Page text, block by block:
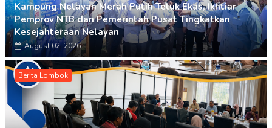
Kampung Nelayan Merah Putih Teluk Ekas, Ikhtiar
Pemprov NTB dan Pemerintah Pusat Tingkatkan
Kesejahteraan Nelayan
August 02, 2026
Berita Lombok